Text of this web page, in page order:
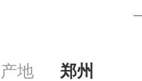
产地 郑州